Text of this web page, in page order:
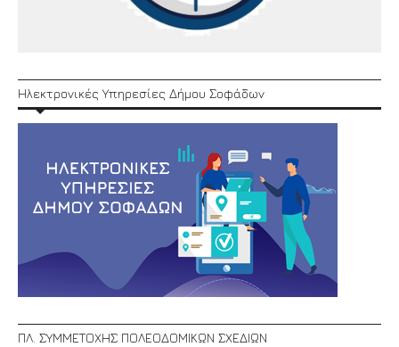
Ηλεκτρονικές Υπηρεσίες Δήμου Σοφάδων
ΠΛ. ΣΥΜΜΕΤΟΧΗΣ ΠΟΛΕΟΔΟΜΙΚΩΝ ΣΧΕΔΙΩΝ